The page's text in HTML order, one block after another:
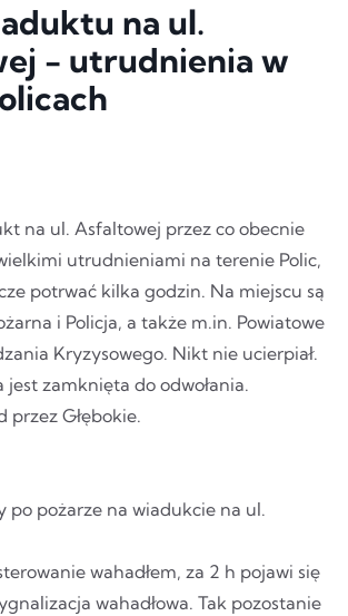
na ul.
- utrudnienia w
na ul. Asfaltowej przez co obecnie
utrudnieniami na terenie Polic,
potrwać kilka godzin. Na miejscu są
i Policja, a także m.in. Powiatowe
Kryzysowego. Nikt nie ucierpiał.
jest zamknięta do odwołania.
przez Głębokie.
po pożarze na wiadukcie na ul.
wahadłem, za 2 h pojawi się
wahadłowa. Tak pozostanie